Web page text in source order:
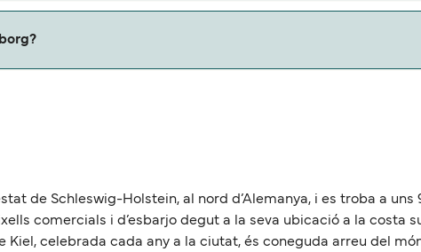
de Schleswig-Holstein, al nord d’Alemanya, i es troba a
comercials i d’esbarjo degut a la seva ubicació a la costa
Kiel, celebrada cada any a la ciutat, és coneguda arreu del